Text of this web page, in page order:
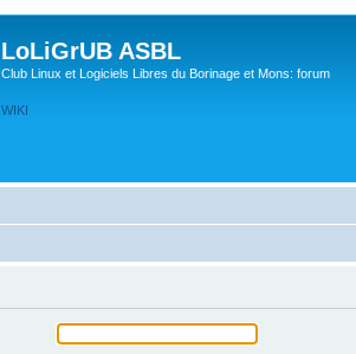
LoLiGrUB ASBL
Club Linux et Logiciels Libres du Borinage et Mons: forum
WIKI